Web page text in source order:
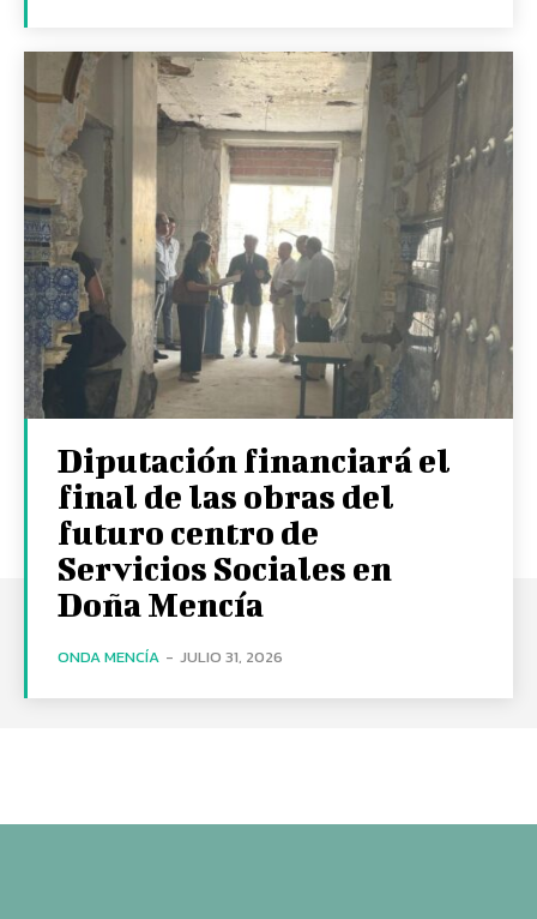
Diputación financiará el
final de las obras del
futuro centro de
Servicios Sociales en
Doña Mencía
ONDA MENCÍA - JULIO 31, 2026